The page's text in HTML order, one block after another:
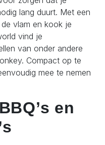
lang duurt. Met een
vlam en kook je
vind je
van onder andere
Compact op te
mee te nemen
en